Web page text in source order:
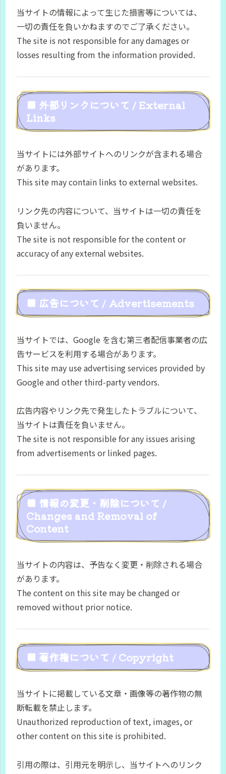
当サイトの情報によって生じた損害等については、
一切の責任を負いかねますのでご了承ください。
The site is not responsible for any damages or
losses resulting from the information provided.
■ 外部リンクについて / External
Links
当サイトには外部サイトへのリンクが含まれる場合
があります。
This site may contain links to external websites.
リンク先の内容について、当サイトは一切の責任を
負いません。
The site is not responsible for the content or
accuracy of any external websites.
■ 広告について / Advertisements
当サイトでは、Google を含む第三者配信事業者の広
告サービスを利用する場合があります。
This site may use advertising services provided by
Google and other third‑party vendors.
広告内容やリンク先で発生したトラブルについて、
当サイトは責任を負いません。
The site is not responsible for any issues arising
from advertisements or linked pages.
■ 情報の変更・削除について /
Changes and Removal of
Content
当サイトの内容は、予告なく変更・削除される場合
があります。
The content on this site may be changed or
removed without prior notice.
■ 著作権について / Copyright
当サイトに掲載している文章・画像等の著作物の無
断転載を禁止します。
Unauthorized reproduction of text, images, or
other content on this site is prohibited.
引用の際は、引用元を明示し、当サイトへのリンク